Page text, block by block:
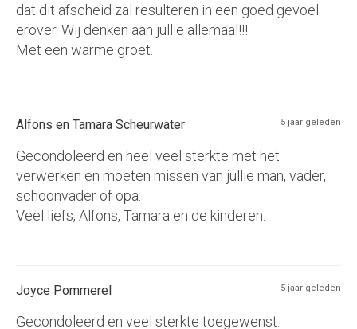
dat dit afscheid zal resulteren in een goed gevoel
erover. Wij denken aan jullie allemaal!!!
Met een warme groet.
Alfons en Tamara Scheurwater 5 jaar geleden
Gecondoleerd en heel veel sterkte met het
verwerken en moeten missen van jullie man, vader,
schoonvader of opa.
Veel liefs, Alfons, Tamara en de kinderen.
Joyce Pommerel 5 jaar geleden
Gecondoleerd en veel sterkte toegewenst.